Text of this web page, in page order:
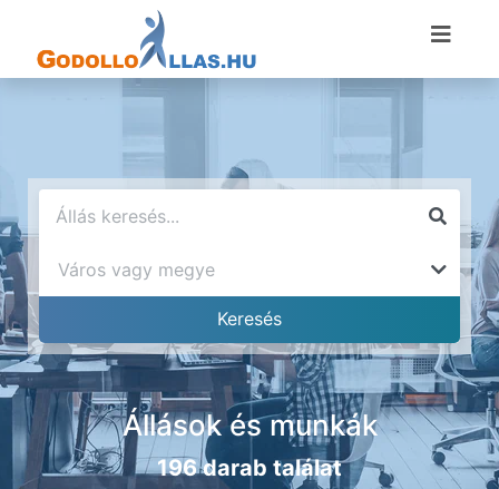
Állások és munkák
196 darab találat